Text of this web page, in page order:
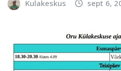
Kulakeskus sept 6,